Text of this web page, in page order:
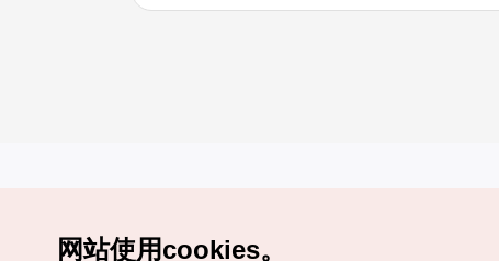
网站使用cookies。